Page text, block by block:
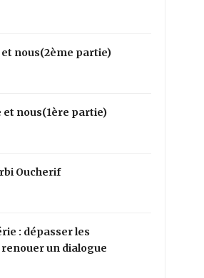
nous(2ème partie)
et nous(1ère partie)
Oucherif
: dépasser les
un dialogue